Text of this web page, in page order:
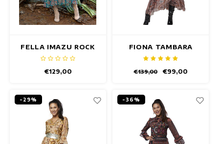
FELLA IMAZU ROCK
€129,00
FIONA TAMBARA
ROCK
€139,00 €99,00
-29% -36%